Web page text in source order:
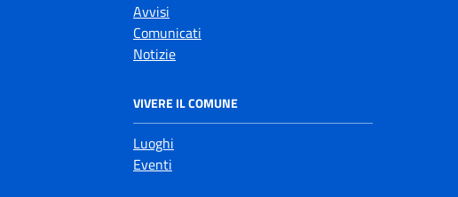
Avvisi
Comunicati
Notizie
VIVERE IL COMUNE
Luoghi
Eventi